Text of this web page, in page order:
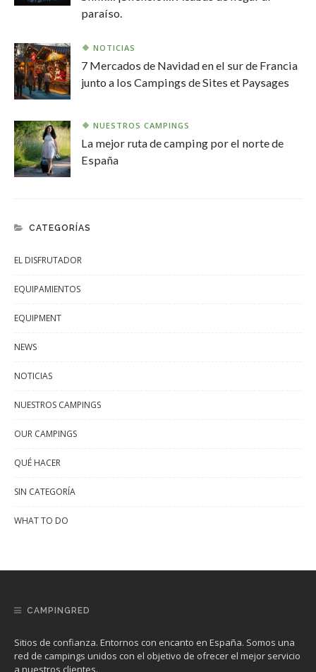
paraíso.
NOTICIAS
7 Mercados de Navidad en el sur de Francia
junto a los Campings de Sites et Paysages
NUESTROS CAMPINGS
La mejor ruta de camping por el norte de
España
CATEGORÍAS
EL DISFRUTADOR
EQUIPAMIENTOS
EQUIPMENT
NEWS
NOTICIAS
NUESTROS CAMPINGS
OUR CAMPINGS
QUÉ HACER
SIN CATEGORÍA
WHAT TO DO
CAMPINGRED
Sitios de confianza. Entornos con encanto en España. Somos una
red de campings unidos con el objetivo de ofrecer el mejor servicio
a nuestros clientes.